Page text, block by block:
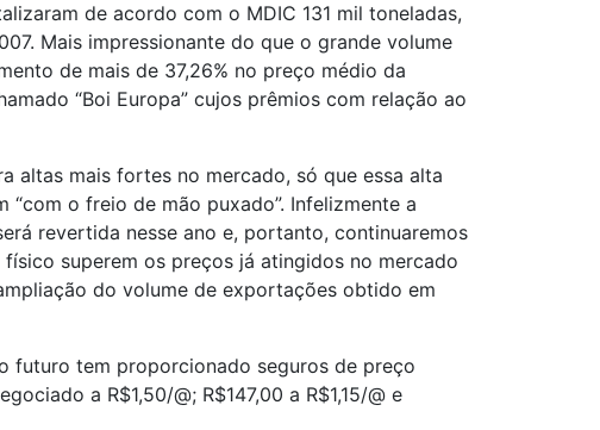
de acordo com o MDIC 131 mil toneladas,
Mais impressionante do que o grande volume
de mais de 37,26% no preço médio da
“Boi Europa” cujos prêmios com relação ao
altas mais fortes no mercado, só que essa alta
o freio de mão puxado”. Infelizmente a
revertida nesse ano e, portanto, continuaremos
superem os preços já atingidos no mercado
do volume de exportações obtido em
futuro tem proporcionado seguros de preço
a R$1,50/@; R$147,00 a R$1,15/@ e